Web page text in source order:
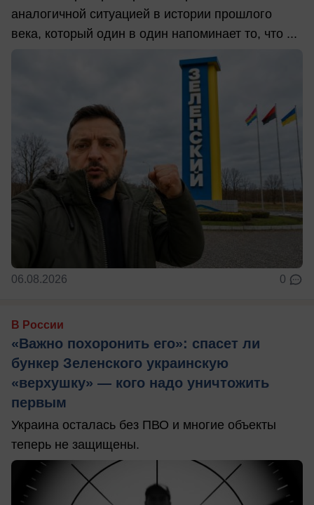
аналогичной ситуацией в истории прошлого
века, который один в один напоминает то, что ...
06.08.2026 0
В России
«Важно похоронить его»: спасет ли
бункер Зеленского украинскую
«верхушку» — кого надо уничтожить
первым
Украина осталась без ПВО и многие объекты
теперь не защищены.